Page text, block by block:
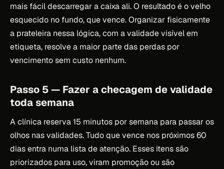
mais fácil descarregar a caixa ali. O resultado é o velho
esquecido no fundo, que vence. Organizar fisicamente
a prateleira nessa lógica, com a validade visível em
etiqueta, resolve a maior parte das perdas por
vencimento sem custo nenhum.
Passo 5 — Fazer a checagem de validade
toda semana
A clínica reserva 15 minutos por semana para passar os
olhos nas validades. Tudo que vence nos próximos 60
dias entra numa lista de atenção. Esses itens são
priorizados para uso, viram promoção ou são